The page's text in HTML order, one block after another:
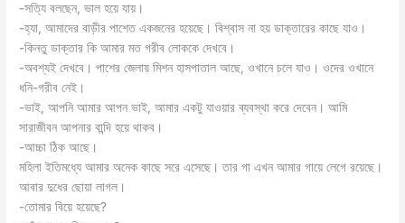
-সত্যি বলছেন, ভাল হয়ে যায়।
-হ্যা, আমাদের বাড়ীর পাশেত একজনের হয়েছে। বিশ্বাস না হয় ডাক্তারের কাছে যাও।
-কিনতু ডাক্তার কি আমার মত গরীব লোককে দেখবে।
-অবশ্যই দেখবে। পাশের জেলায় মিশন হাসপাতাল আছে, ওখানে চলে যাও। ওদের ওখানে
ধনি-গরীব নেই।
-ভাই, আপনি আমার আপন ভাই, আমার একটু যাওয়ার ব্যবস্থা করে দেবেন। আমি
সারাজীবন আপনার বান্দি হয়ে থাকব।
-আচ্চা ঠিক আছে।
মহিলা ইতিমধ্যে আমার অনেক কাছে সরে এসেছে। তার গা এখন আমার গায়ে লেগে রয়েছে।
আবার দুধের ছোয়া লাগল।
-তোমার বিয়ে হয়েছে?